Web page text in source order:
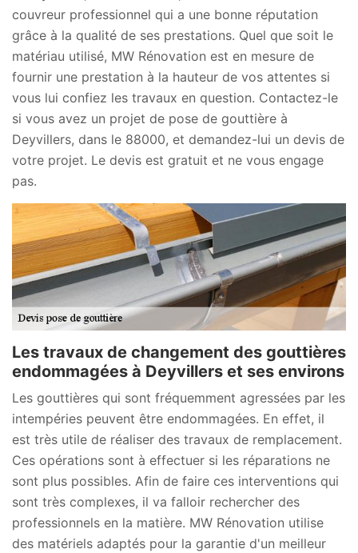
couvreur professionnel qui a une bonne réputation
grâce à la qualité de ses prestations. Quel que soit le
matériau utilisé, MW Rénovation est en mesure de
fournir une prestation à la hauteur de vos attentes si
vous lui confiez les travaux en question. Contactez-le
si vous avez un projet de pose de gouttière à
Deyvillers, dans le 88000, et demandez-lui un devis de
votre projet. Le devis est gratuit et ne vous engage
pas.
Les travaux de changement des gouttières
endommagées à Deyvillers et ses environs
Les gouttières qui sont fréquemment agressées par les
intempéries peuvent être endommagées. En effet, il
est très utile de réaliser des travaux de remplacement.
Ces opérations sont à effectuer si les réparations ne
sont plus possibles. Afin de faire ces interventions qui
sont très complexes, il va falloir rechercher des
professionnels en la matière. MW Rénovation utilise
des matériels adaptés pour la garantie d'un meilleur